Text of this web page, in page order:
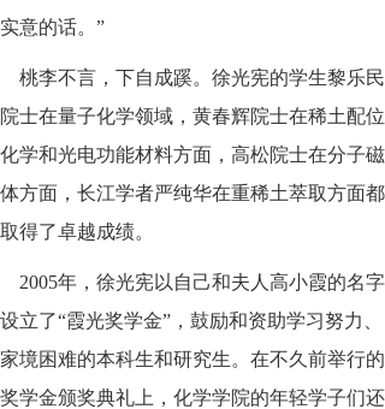
实意的话。”
桃李不言，下自成蹊。徐光宪的学生黎乐民
院士在量子化学领域，黄春辉院士在稀土配位
化学和光电功能材料方面，高松院士在分子磁
体方面，长江学者严纯华在重稀土萃取方面都
取得了卓越成绩。
2005年，徐光宪以自己和夫人高小霞的名字
设立了“霞光奖学金”，鼓励和资助学习努力、
家境困难的本科生和研究生。在不久前举行的
奖学金颁奖典礼上，化学学院的年轻学子们还